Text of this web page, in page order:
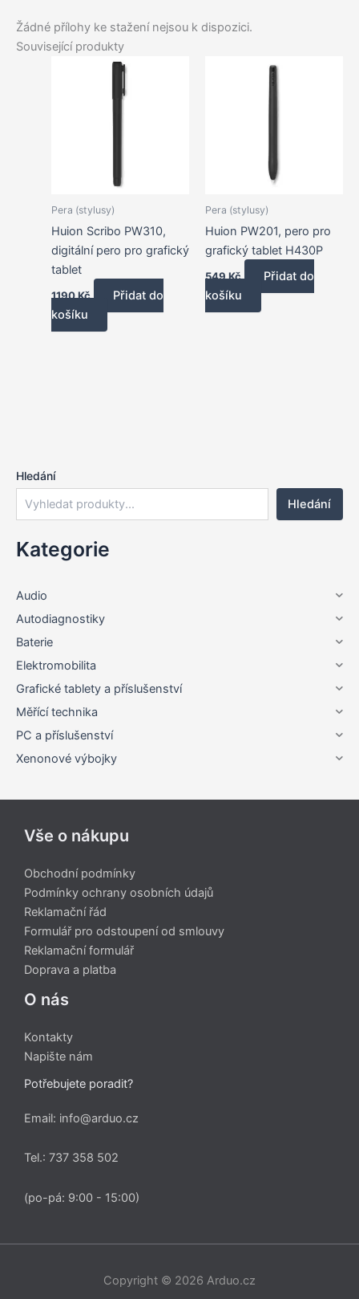
Hledání
Hledání
Kategorie
Audio
Autodiagnostiky
Baterie
Elektromobilita
Grafické tablety a příslušenství
Měřící technika
PC a příslušenství
Xenonové výbojky
Žádné přílohy ke stažení nejsou k dispozici.
Související produkty
Pera (stylusy)
Huion Scribo PW310,
digitální pero pro grafický
tablet
1190Kč
Přidat do
košíku
Pera (stylusy)
Huion PW201, pero pro
grafický tablet H430P
549Kč
Přidat do
košíku
Vše o nákupu
Obchodní podmínky
Podmínky ochrany osobních údajů
Reklamační řád
Formulář pro odstoupení od smlouvy
Reklamační formulář
Doprava a platba
O nás
Kontakty
Napište nám
Potřebujete poradit?
Email: info@arduo.cz
Tel.: 737 358 502
(po-pá: 9:00 - 15:00)
Copyright © 2026 Arduo.cz